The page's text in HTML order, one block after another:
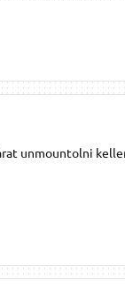
unmountolni